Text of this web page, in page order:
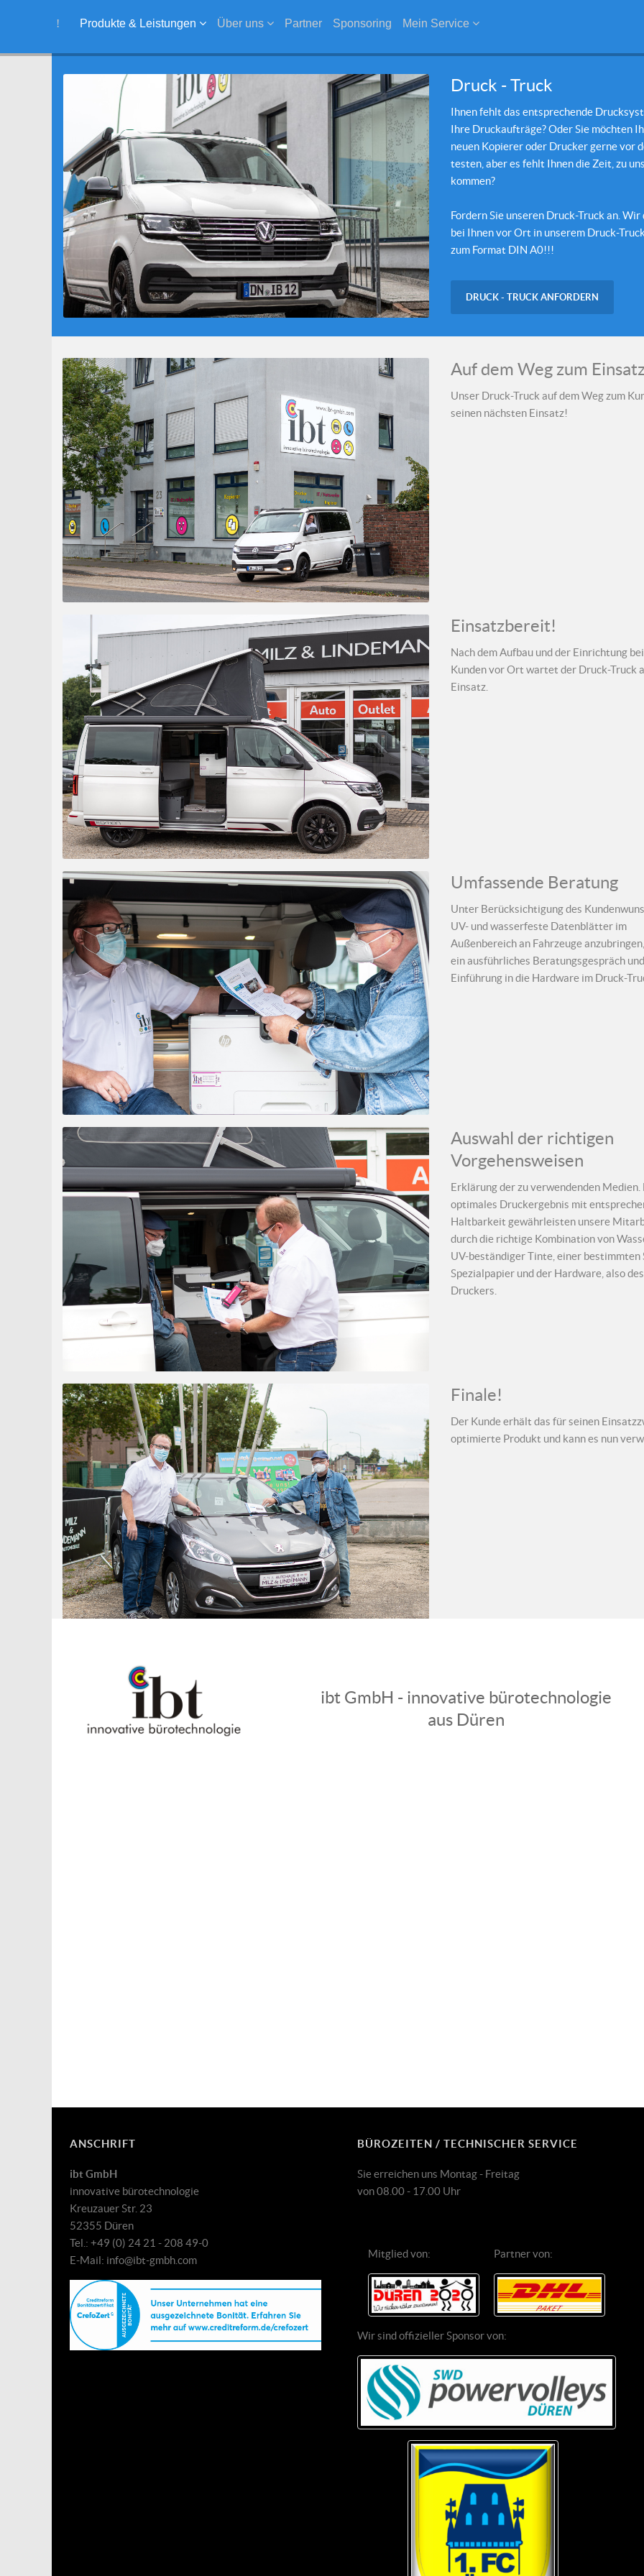
Produkte & Leistungen Über uns Partner Sponsoring Mein Service
Druck - Truck
Ihnen fehlt das entsprechende
Ihre Druckaufträge? Oder Sie möchten
neuen Kopierer oder Drucker gerne vor
testen, aber es fehlt Ihnen die Zeit, zu
kommen?
Fordern Sie unseren Druck-Truck an. Wir
bei Ihnen vor Ort in unserem Druck-
zum Format DIN A0!!!
DRUCK - TRUCK ANFORDERN
Auf dem Weg zum
Unser Druck-Truck auf dem Weg zum
seinen nächsten Einsatz!
Einsatzbereit!
Nach dem Aufbau und der Einrichtung
Kunden vor Ort wartet der Druck-Truck
Einsatz.
Umfassende Beratung
Unter Berücksichtigung des
UV- und wasserfeste Datenblätter im
Außenbereich an Fahrzeuge
ein ausführliches Beratungsgespräch
Einführung in die Hardware im Druck-
Auswahl der richtigen
Vorgehensweisen
Erklärung der zu verwendenden Medien.
optimales Druckergebnis mit
Haltbarkeit gewährleisten unsere
durch die richtige Kombination von
UV-beständiger Tinte, einer bestimmten
Spezialpapier und der Hardware, also des
Druckers.
Finale!
Der Kunde erhält das für seinen
optimierte Produkt und kann es nun
ibt GmbH - innovative bürotechnologie
aus Düren
ANSCHRIFT
ibt GmbH
innovative bürotechnologie
Kreuzauer Str. 23
52355 Düren
Tel.: +49 (0) 24 21 - 208 49-0
E-Mail: info@ibt-gmbh.com
BÜROZEITEN / TECHNISCHER SERVICE
Sie erreichen uns Montag - Freitag
von 08.00 - 17.00 Uhr
Mitglied von: Partner von:
Wir sind offizieller Sponsor von: